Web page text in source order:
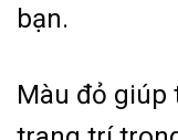
bạn.
Màu đỏ giúp